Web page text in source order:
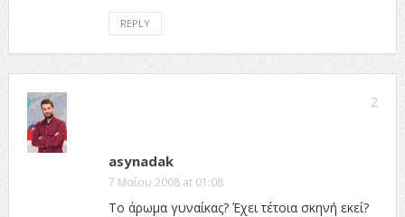
REPLY
2
asynadak
7 Μαΐου 2008 at 01:08
Το άρωμα γυναίκας? Έχει τέτοια σκηνή εκεί?